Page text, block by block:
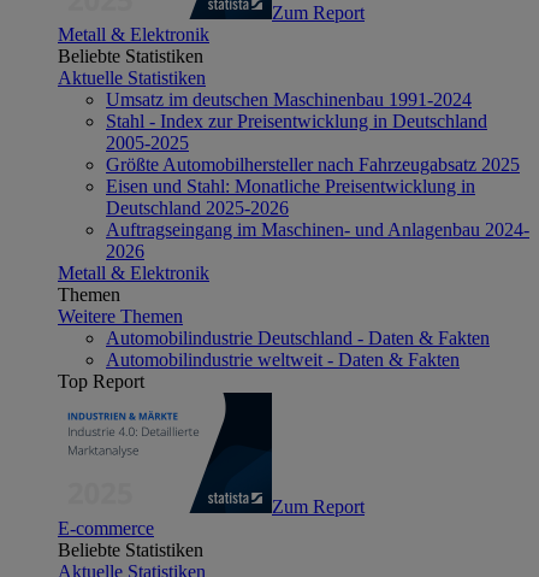
Zum Report
Metall & Elektronik
Beliebte Statistiken
Aktuelle Statistiken
Umsatz im deutschen Maschinenbau 1991-2024
Stahl - Index zur Preisentwicklung in Deutschland
2005-2025
Größte Automobilhersteller nach Fahrzeugabsatz 2025
Eisen und Stahl: Monatliche Preisentwicklung in
Deutschland 2025-2026
Auftragseingang im Maschinen- und Anlagenbau 2024-
2026
Metall & Elektronik
Themen
Weitere Themen
Automobilindustrie Deutschland - Daten & Fakten
Automobilindustrie weltweit - Daten & Fakten
Top Report
Zum Report
E-commerce
Beliebte Statistiken
Aktuelle Statistiken